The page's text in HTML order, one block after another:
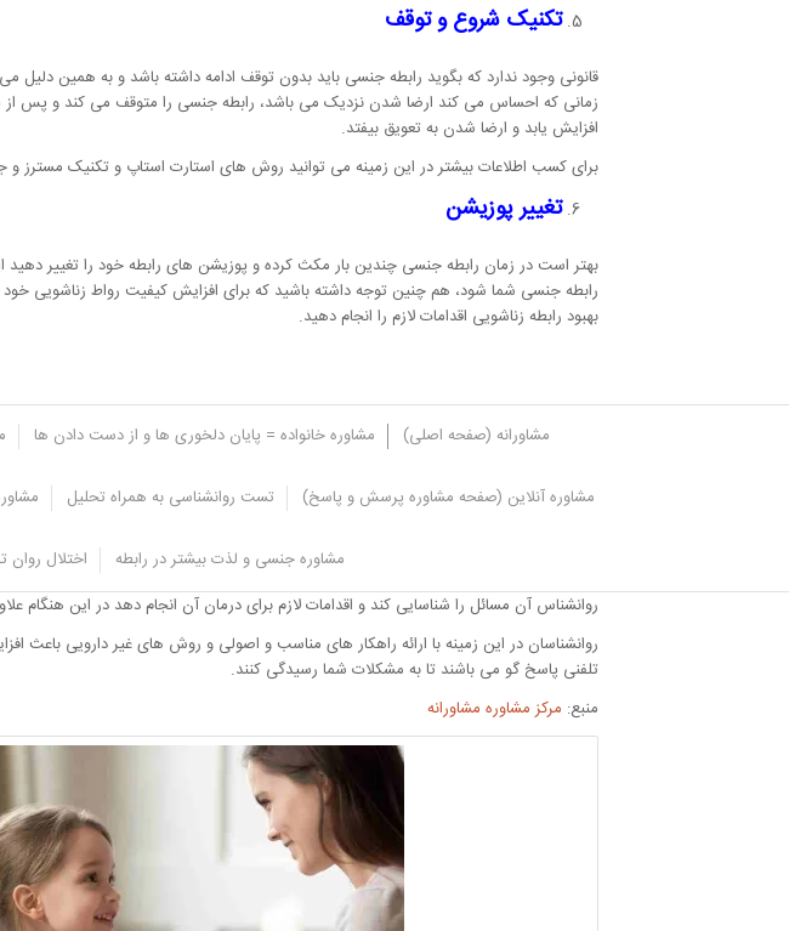
تکنیک شروع و توقف
قانونی وجود ندارد که بگوید رابطه جنسی باید بدون توقف ادامه داشته باشد و به همین
زمانی که احساس می کند ارضا شدن نزدیک می باشد، رابطه جنسی را متوقف می کند و پس از
افزایش یابد و ارضا شدن به تعویق بیفتد.
برای کسب اطلاعات بیشتر در این زمینه می توانید روش های استارت استاپ و تکنیک مسترز و
تغییر پوزیشن
بهتر است در زمان رابطه جنسی چندین بار مکث کرده و پوزیشن های رابطه خود را تغییر
رابطه جنسی شما شود، هم چنین توجه داشته باشید که برای افزایش کیفیت رواط زناشویی خود
بهبود رابطه زناشویی اقدامات لازم را انجام دهید.
مشاورانه (صفحه اصلی) مشاوره خانواده = پایان دلخوری ها و از دست دادن ها
مشاوره آنلاین (صفحه مشاوره پرسش و پاسخ) تست روانشناسی به همراه تحلیل
مشاوره جنسی و لذت بیشتر در رابطه اختلال تاثیر خدمات روانشناسی بر طولانی شدن رابطه جنسی
در بسیاری از مواقع مدت زمان رابطه جنسی بسیار کم می باشد و کیفیت رابطه نیز مناسب
روانشناس آن مسائل را شناسایی کند و اقدامات لازم برای درمان آن انجام دهد در این هنگام
روانشناسان در این زمینه با ارائه راهکار های مناسب و اصولی و روش های غیر دارویی
تلفنی پاسخ گو می باشند تا به مشکلات شما رسیدگی کنند.
منبع: مرکز مشاوره مشاورانه